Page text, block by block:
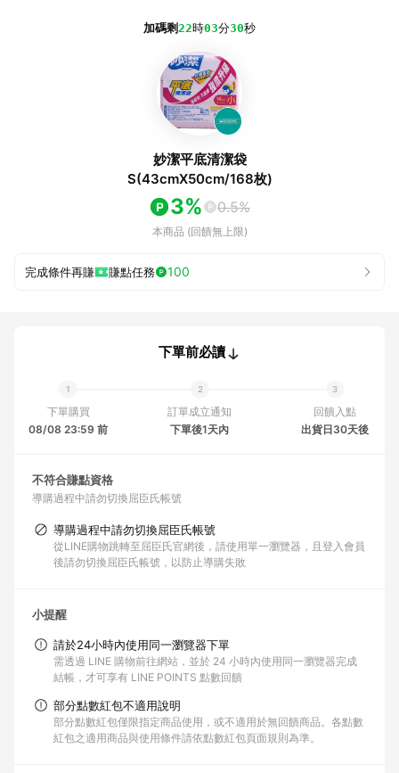
加碼剩22時03分30秒
妙潔平底清潔袋
S(43cmX50cm/168枚)
3% 0.5%
本商品 (回饋無上限)
完成條件再賺 賺點任務 100
下單前必讀
下單購買
08/08 23:59 前
訂單成立通知
下單後1天內
回饋入點
出貨日30天後
不符合賺點資格
導購過程中請勿切換屈臣氏帳號
導購過程中請勿切換屈臣氏帳號
從LINE購物跳轉至屈臣氏官網後，請使用單一瀏覽器，且登入會員
後請勿切換屈臣氏帳號，以防止導購失敗
小提醒
請於24小時內使用同一瀏覽器下單
需透過 LINE 購物前往網站，並於 24 小時內使用同一瀏覽器完成
結帳，才可享有 LINE POINTS 點數回饋
部分點數紅包不適用說明
部分點數紅包僅限指定商品使用，或不適用於無回饋商品。各點數
紅包之適用商品與使用條件請依點數紅包頁面規則為準。